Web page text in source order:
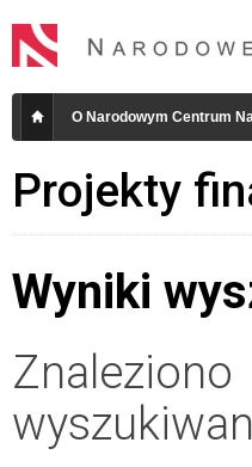
O Narodowym Centrum
Projekty
Wyniki